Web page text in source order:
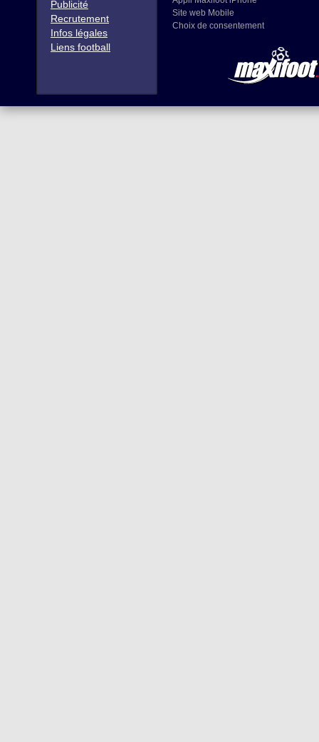
Publicité
Recrutement
Infos légales
Liens football
Site web Mobile
Choix de consentement